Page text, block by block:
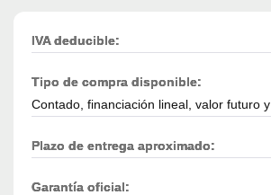
IVA deducible:
Tipo de compra disponible:
Contado, financiación lineal, valor futuro y
Plazo de entrega aproximado:
Garantía oficial: